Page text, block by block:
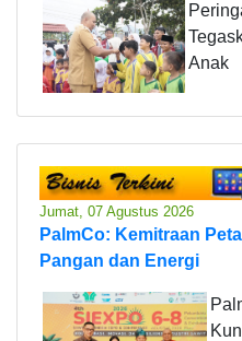
Anak
Jumat, 07 Agustus 2026
PalmCo: Kemitraan
Pangan dan Energi